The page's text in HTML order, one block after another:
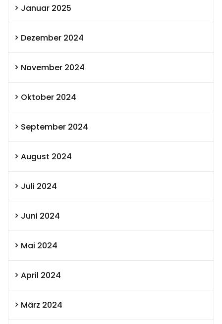
Januar 2025
Dezember 2024
November 2024
Oktober 2024
September 2024
August 2024
Juli 2024
Juni 2024
Mai 2024
April 2024
März 2024